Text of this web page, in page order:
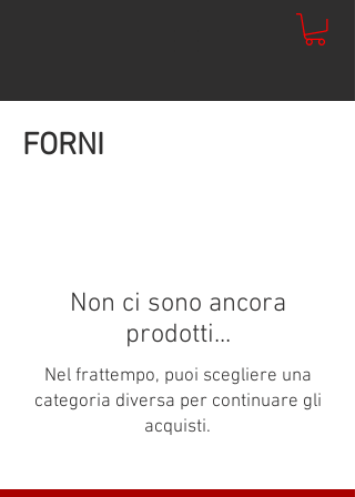
FORNI
Non ci sono ancora
prodotti...
Nel frattempo, puoi scegliere una
categoria diversa per continuare gli
acquisti.